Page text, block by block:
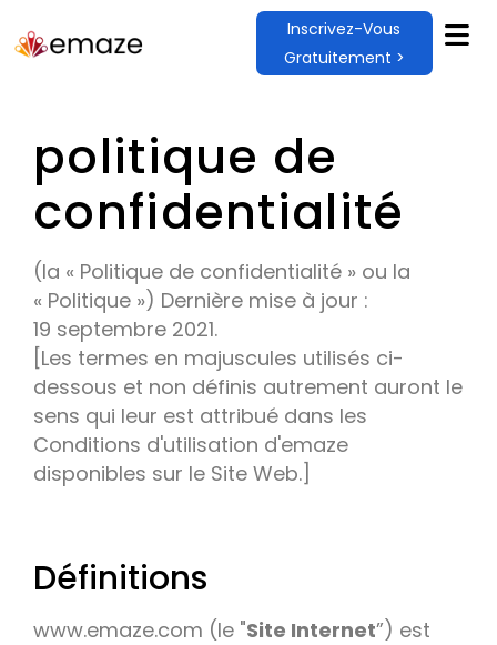
Inscrivez-Vous
Gratuitement >
politique de
confidentialité
(la « Politique de confidentialité » ou la
« Politique ») Dernière mise à jour :
19 septembre 2021.
[Les termes en majuscules utilisés ci-
dessous et non définis autrement auront le
sens qui leur est attribué dans les
Conditions d'utilisation d'emaze
disponibles sur le Site Web.]
Définitions
www.emaze.com (le "Site Internet”) est